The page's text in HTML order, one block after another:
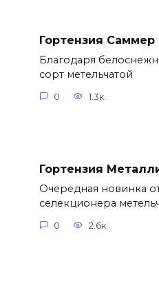
Гортензия Саммер
Благодаря
сорт метельчатой
0 1.3к.
Гортензия
Очередная новинка
селекционера
0 2.6к.